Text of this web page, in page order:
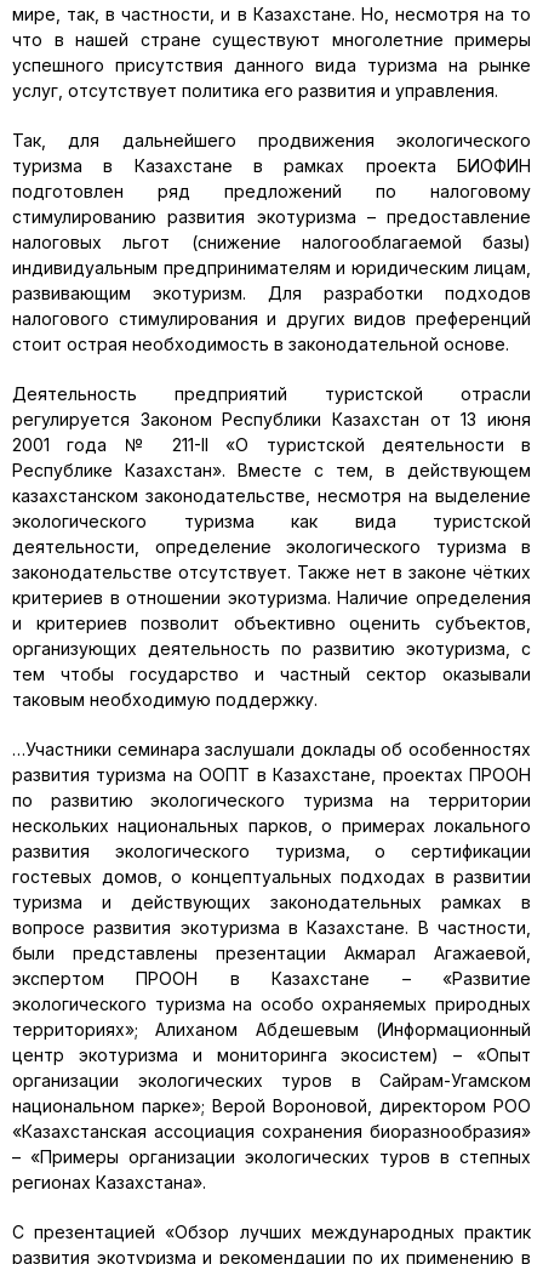
мире, так, в частности, и в Казахстане. Но, несмотря на то
что в нашей стране существуют многолетние примеры
успешного присутствия данного вида туризма на рынке
услуг, отсутствует политика его развития и управления.
Так, для дальнейшего продвижения экологического
туризма в Казахстане в рамках проекта БИОФИН
подготовлен ряд предложений по налоговому
стимулированию развития экотуризма – предоставление
налоговых льгот (снижение налогооблагаемой базы)
индивидуальным предпринимателям и юридическим лицам,
развивающим экотуризм. Для разработки подходов
налогового стимулирования и других видов преференций
стоит острая необходимость в законодательной основе.
Деятельность предприятий туристской отрасли
регулируется Законом Республики Казахстан от 13 июня
2001 года № 211-II «О туристской деятельности в
Республике Казахстан». Вместе с тем, в действующем
казахстанском законодательстве, несмотря на выделение
экологического туризма как вида туристской
деятельности, определение экологического туризма в
законодательстве отсутствует. Также нет в законе чётких
критериев в отношении экотуризма. Наличие определения
и критериев позволит объективно оценить субъектов,
организующих деятельность по развитию экотуризма, с
тем чтобы государство и частный сектор оказывали
таковым необходимую поддержку.
…Участники семинара заслушали доклады об особенностях
развития туризма на ООПТ в Казахстане, проектах ПРООН
по развитию экологического туризма на территории
нескольких национальных парков, о примерах локального
развития экологического туризма, о сертификации
гостевых домов, о концептуальных подходах в развитии
туризма и действующих законодательных рамках в
вопросе развития экотуризма в Казахстане. В частности,
были представлены презентации Акмарал Агажаевой,
экспертом ПРООН в Казахстане – «Развитие
экологического туризма на особо охраняемых природных
территориях»; Алиханом Абдешевым (Информационный
центр экотуризма и мониторинга экосистем) – «Опыт
организации экологических туров в Сайрам-Угамском
национальном парке»; Верой Вороновой, директором РОО
«Казахстанская ассоциация сохранения биоразнообразия»
– «Примеры организации экологических туров в степных
регионах Казахстана».
С презентацией «Обзор лучших международных практик
развития экотуризма и рекомендации по их применению в